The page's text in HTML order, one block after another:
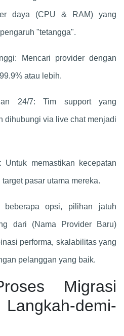
daya (CPU & RAM) yang
"tetangga".
Mencari provider dengan
atau lebih.
24/7: Tim support yang
dihubungi via live chat menjadi
Untuk memastikan kecepatan
pasar utama mereka.
beberapa opsi, pilihan jatuh
dari (Nama Provider Baru)
performa, skalabilitas yang
pelanggan yang baik.
Migrasi
demi-